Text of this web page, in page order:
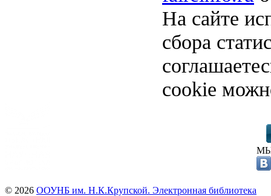
На сайте
сбора
cookie
© 2026 ООУНБ им. Н.К.Крупской. Электронная библиотека